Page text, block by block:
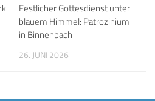
Festlicher Gottesdienst unter
blauem Himmel: Patrozinium
in Binnenbach
26. JUNI 2026